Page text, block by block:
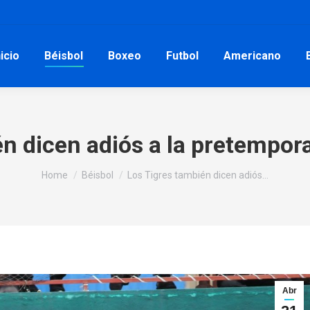
Béisbol Boxeo Futbol Americano
dicen adiós a la
You are here:
Home Béisbol Los Tigres también dicen adiós…
Abr